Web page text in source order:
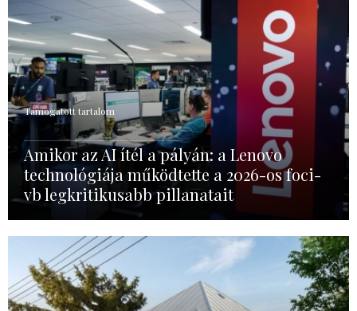
Támogatott tartalom
Amikor az AI ítél a pályán: a Lenovo
technológiája működtette a 2026-os foci-
vb legkritikusabb pillanatait